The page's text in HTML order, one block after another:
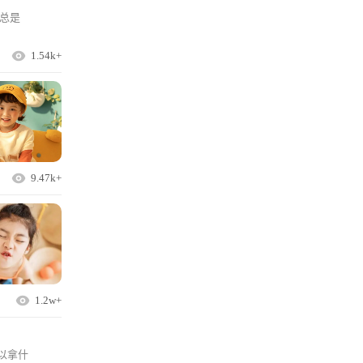
是
1.54k+
9.47k+
1.2w+
拿什